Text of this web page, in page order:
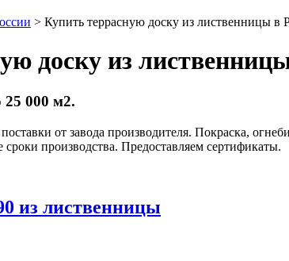
> Купить террасную доску из лиственницы в
доску из
25 000 м2.
от завода производителя. Покраска,
производства. Предоставляем сертификаты.
из лиственницы